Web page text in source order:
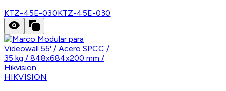
KTZ-45E-030KTZ-45E-030
HIKVISION